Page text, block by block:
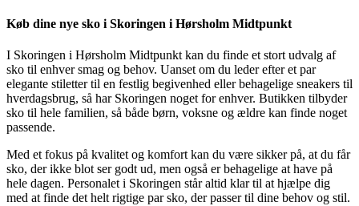
Køb dine nye sko i Skoringen i Hørsholm Midtpunkt
I Skoringen i Hørsholm Midtpunkt kan du finde et stort udvalg af
sko til enhver smag og behov. Uanset om du leder efter et par
elegante stiletter til en festlig begivenhed eller behagelige sneakers til
hverdagsbrug, så har Skoringen noget for enhver. Butikken tilbyder
sko til hele familien, så både børn, voksne og ældre kan finde noget
passende.
Med et fokus på kvalitet og komfort kan du være sikker på, at du får
sko, der ikke blot ser godt ud, men også er behagelige at have på
hele dagen. Personalet i Skoringen står altid klar til at hjælpe dig
med at finde det helt rigtige par sko, der passer til dine behov og stil.